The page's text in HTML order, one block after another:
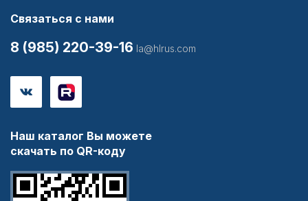
Связаться с нами
8 (985) 220-39-16 la@hlrus.com
Наш каталог Вы можете
скачать по QR-коду